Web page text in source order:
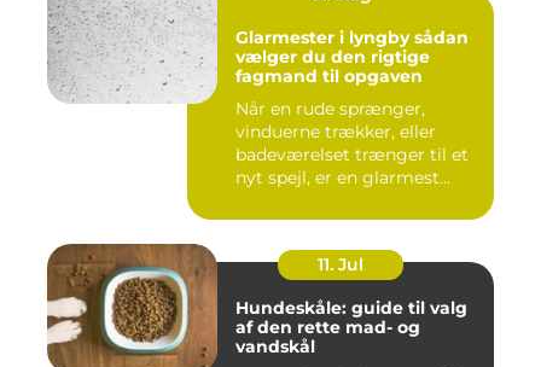
Glarmester i lyngby sådan
vælger du den rigtige
fagmand til opgaven
Når en rude sprænger,
vinduerne trækker, eller
badeværelset trænger til et
nyt spejl, er en glarmest...
11. Jul
Hundeskåle: guide til valg
af den rette mad- og
vandskål